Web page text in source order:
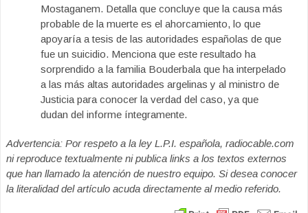
Mostaganem. Detalla que concluye que la causa más
probable de la muerte es el ahorcamiento, lo que
apoyaría a tesis de las autoridades españolas de que
fue un suicidio. Menciona que este resultado ha
sorprendido a la familia Bouderbala que ha interpelado
a las más altas autoridades argelinas y al ministro de
Justicia para conocer la verdad del caso, ya que
dudan del informe íntegramente.
Advertencia: Por respeto a la ley L.P.I. española, radiocable.com
ni reproduce textualmente ni publica links a los textos externos
que han llamado la atención de nuestro equipo. Si desea conocer
la literalidad del artículo acuda directamente al medio referido.